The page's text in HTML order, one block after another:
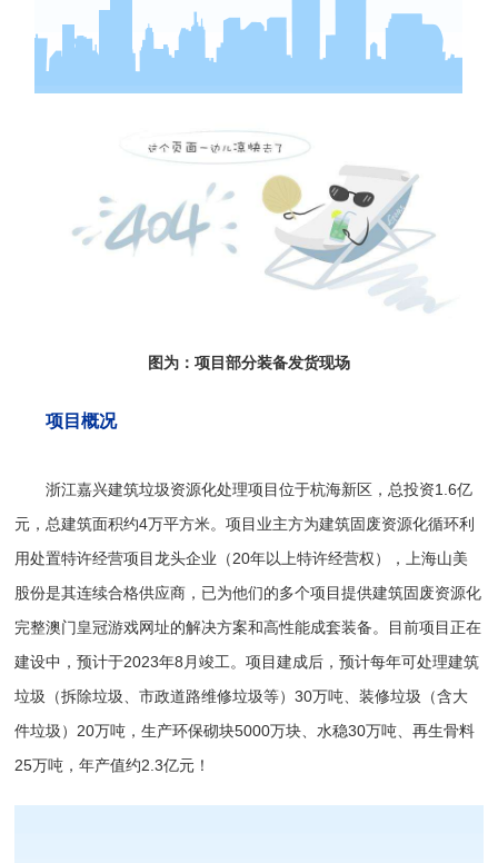
图为：项目部分装备发货现场
项目概况
浙江嘉兴建筑垃圾资源化处理项目位于杭海新区，总投资1.6亿
元，总建筑面积约4万平方米。项目业主方为建筑固废资源化循环利
用处置特许经营项目龙头企业（20年以上特许经营权），上海山美
股份是其连续合格供应商，已为他们的多个项目提供建筑固废资源化
完整澳门皇冠游戏网址的解决方案和高性能成套装备。目前项目正在
建设中，预计于2023年8月竣工。项目建成后，预计每年可处理建筑
垃圾（拆除垃圾、市政道路维修垃圾等）30万吨、装修垃圾（含大
件垃圾）20万吨，生产环保砌块5000万块、水稳30万吨、再生骨料
25万吨，年产值约2.3亿元！